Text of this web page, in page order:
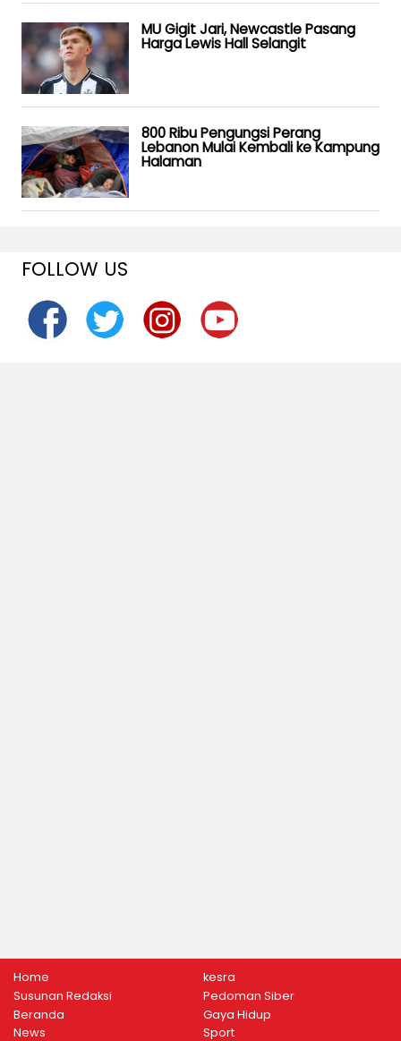
MU Gigit Jari, Newcastle Pasang
Harga Lewis Hall Selangit
800 Ribu Pengungsi Perang
Lebanon Mulai Kembali ke Kampung
Halaman
FOLLOW US
Home
Susunan Redaksi
Beranda
News
kesra
Pedoman Siber
Gaya Hidup
Sport